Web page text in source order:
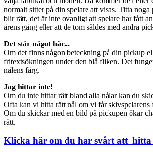
normalt sitter på din spelare att visas. Titta noga
blir rätt, det är inte ovanligt att spelare har fått
årens gång eller att de tom såldes med andra
Det står något här...
Om det finns någon beteckning på din pickup
fritextsökningen under den blå fliken. Det
nålens färg.
Jag hittar inte!
Om du inte hittar rätt bland alla nålar kan du
Ofta kan vi hitta rätt nål om vi får skivspelarens
Om du skickar med en bild på pickupen ökar
rätt.
Klicka här om du har svårt att